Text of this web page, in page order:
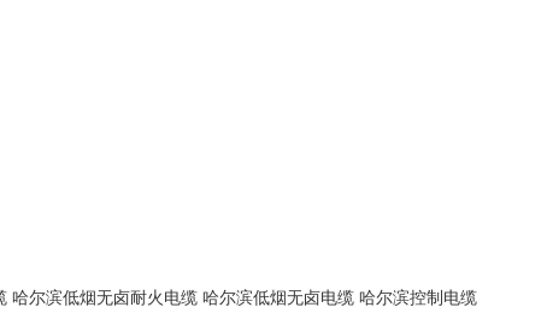
哈尔滨低烟无卤耐火电缆 哈尔滨低烟无卤电缆 哈尔滨控制电缆